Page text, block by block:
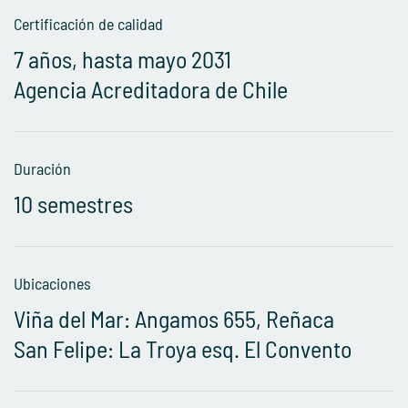
Certificación de calidad
7 años, hasta mayo 2031
Agencia Acreditadora de Chile
Duración
10 semestres
Ubicaciones
Viña del Mar: Angamos 655, Reñaca
San Felipe: La Troya esq. El Convento